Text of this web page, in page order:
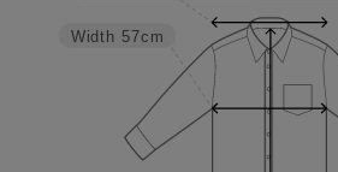
Width 57cm